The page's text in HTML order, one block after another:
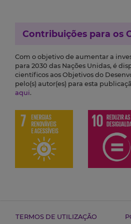
Contribuições para os
Com o objetivo de aumentar a
para 2030 das Nações Unidas, é
científicos aos Objetivos do
pelo(s) autor(es) para esta
aqui.
TERMOS DE UTILIZAÇÃO